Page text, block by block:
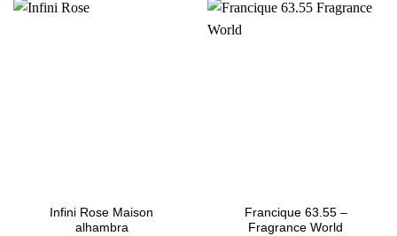
Infini Rose Maison
alhambra
Francique 63.55 –
Fragrance World